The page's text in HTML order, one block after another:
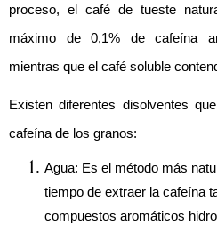
proceso, el café de tueste
máximo de 0,1% de cafeína
mientras que el café soluble
Existen diferentes disolventes
cafeína de los granos:
Agua: Es el método más
tiempo de extraer la cafeína
compuestos aromáticos